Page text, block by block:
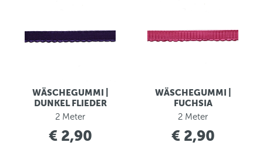
WÄSCHEGUMMI |
DUNKEL FLIEDER
2 Meter
€ 2,90
WÄSCHEGUMMI |
FUCHSIA
2 Meter
€ 2,90